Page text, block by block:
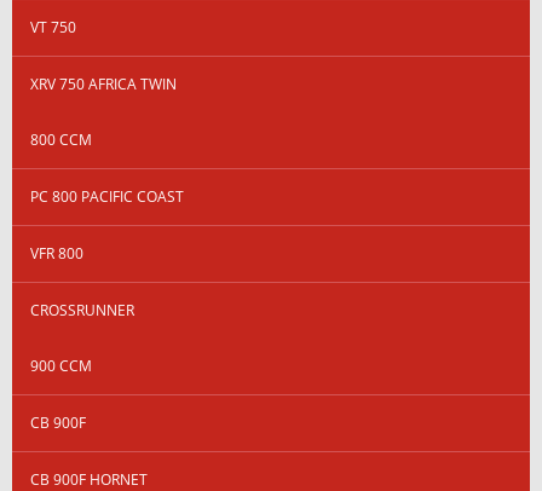
VT 750
XRV 750 AFRICA TWIN
800 CCM
PC 800 PACIFIC COAST
VFR 800
CROSSRUNNER
900 CCM
CB 900F
CB 900F HORNET